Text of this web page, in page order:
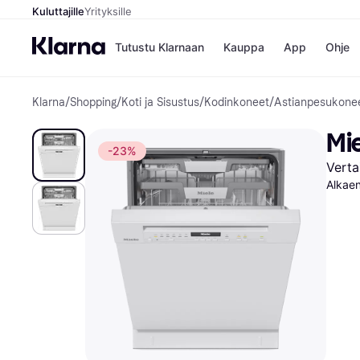
KuluttajilleYrityksille
Tutustu Klarnaan Kauppa
Kaupat
Gigantti
H&M
Peten
Wolt
App Ohje
Klarna/Shopping/Koti ja Sisustus/Kodinkoneet/
-23%